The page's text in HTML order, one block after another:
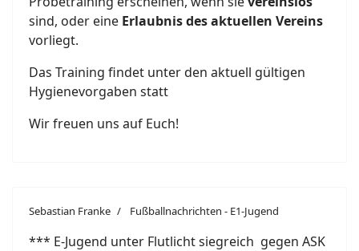
sind, oder eine Erlaubnis des aktuellen Vereins
vorliegt.
Das Training findet unter den aktuell gültigen
Hygienevorgaben statt
Wir freuen uns auf Euch!
Sebastian Franke Fußballnachrichten - E1-Jugend
*** E-Jugend unter Flutlicht siegreich gegen ASK